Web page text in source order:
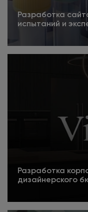
Разработка
испытаний и
Подробнее
Разработка
дизайнерского
Подробнее